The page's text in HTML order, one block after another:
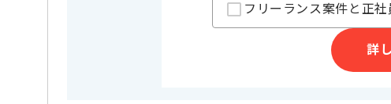
ご経験と実績に応じて別案件のご提案も差し上げる場合がご
経験豊富なメンバーと成長が出来る環境でございます。
スキルアップされたい方、長期的に参画されたい方にオスス
フリーランス案件と正
詳